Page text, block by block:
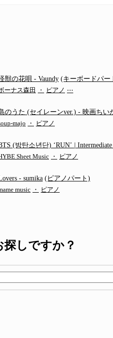
獣の花唄 - Vaundy (キーボードパー
ーナス森田
・ ピアノ ⋯
のうた (セイレーンver.) - 映画ちい
(ドレミ付き初級)
majo ・ ピアノ
(방탄소년단) ‘RUN’ | Intermediate
Sheet Music ・ ピアノ
- sumika (ピアノパート)
music ・ ピアノ
探しですか？